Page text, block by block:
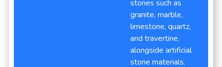
stones such as
granite, marble,
limestone, quartz,
and travertine,
alongside artificial
stone materials.